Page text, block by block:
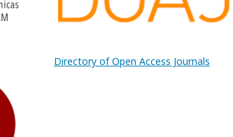
Directory of Open Access Journals